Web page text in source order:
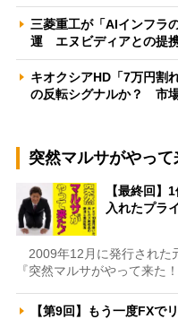
三菱重工が「AIインフラ
運 エヌビディアとの提
キオクシアHD「7万円割
の反転シグナルか？ 市
突然マルサがやって
【最終回】
入れたプラ
2009年12月に発行された
『突然マルサがやって来た
【第9回】もう一度FX